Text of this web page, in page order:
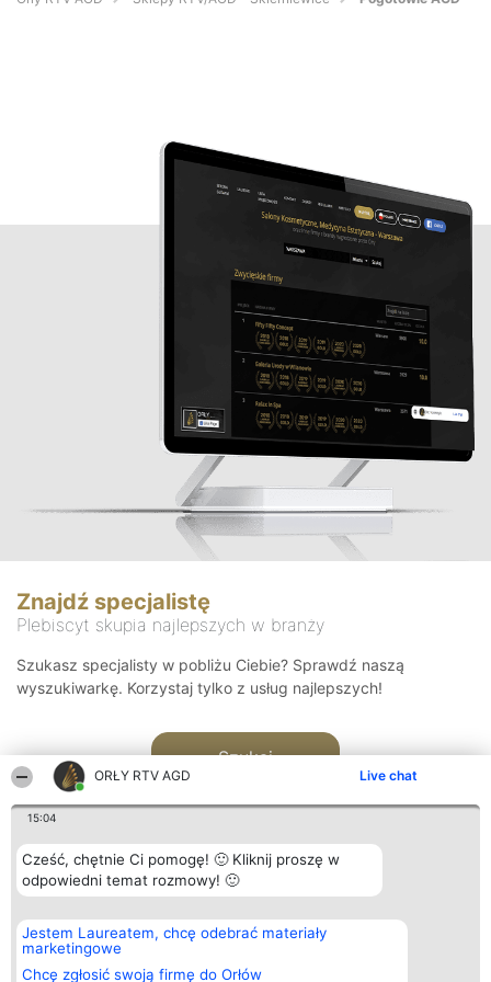
ORŁY RTV AGD Live chat
15:04
Cześć, chętnie Ci pomogę! 🙂 Kliknij proszę w
odpowiedni temat rozmowy! 🙂
Jestem Laureatem, chcę odebrać materiały
marketingowe
Chcę zgłosić swoją firmę do Orłów
Znajdź specjalistę
Plebiscyt skupia najlepszych w branży
Szukasz specjalisty w pobliżu Ciebie? Sprawdź naszą
wyszukiwarkę. Korzystaj tylko z usług najlepszych!
Szukaj
Organizator plebiscytu
Bright Side Solutions sp. z o.
o. sp. k.
ul. Ruska 22
Plebiscyt
Laureaci
wszystkich
Kontakt
Kontakt